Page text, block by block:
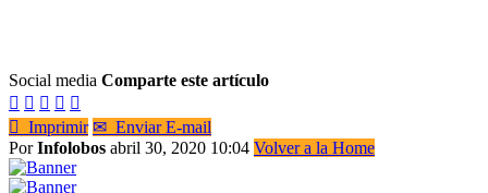
Social media Comparte este artículo
    
 Imprimir ✉ Enviar E-mail
PorInfolobos abril 30, 2020 10:04 Volver a la Home